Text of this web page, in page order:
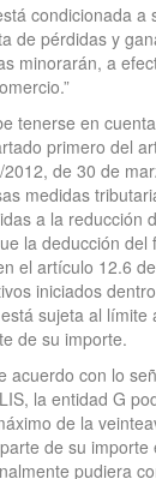
condicionada a
de pérdidas y
minorarán, a
tenerse en
primero del
de 30 de
medidas
a la reducción
la deducción del
el artículo 12.6
iniciados
sujeta al límite
de su importe.
acuerdo con lo
la entidad G
de la
de su importe
pudiera